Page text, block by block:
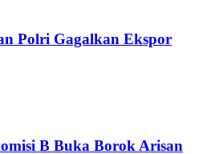
Polri Gagalkan Ekspor
B Buka Borok Arisan